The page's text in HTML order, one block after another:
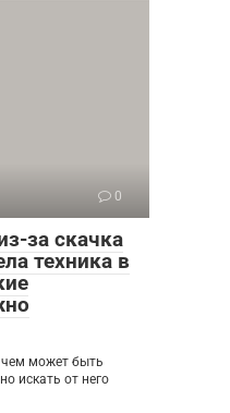
0
за скачка
техника в
может быть
искать от него